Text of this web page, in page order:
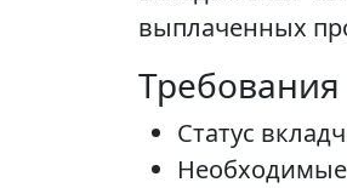
выплаченных
Статус